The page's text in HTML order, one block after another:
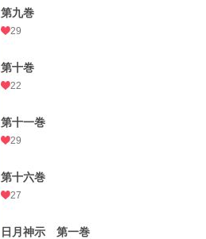
第九巻
29
第十巻
22
第十一巻
29
第十六巻
27
日月神示 第一巻